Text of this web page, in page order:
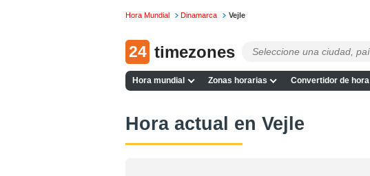
Hora Mundial Dinamarca Vejle
24 timezones
Hora mundial Zonas horarias Convertidor de hora
Hora actual en Vejle